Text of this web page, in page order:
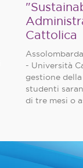
Cattolica
- Università
gestione
studenti
di tre mesi o